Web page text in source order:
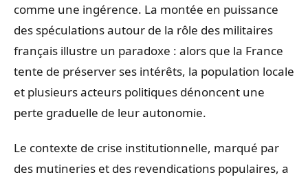
comme une ingérence. La montée en puissance
des spéculations autour de la rôle des militaires
français illustre un paradoxe : alors que la France
tente de préserver ses intérêts, la population locale
et plusieurs acteurs politiques dénoncent une
perte graduelle de leur autonomie.
Le contexte de crise institutionnelle, marqué par
des mutineries et des revendications populaires, a